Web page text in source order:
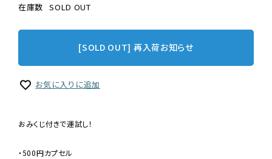
在庫数 SOLD OUT
[SOLD OUT] 再入荷お知らせ
お気に入りに追加
おみくじ付きで運試し！
・500円カプセル